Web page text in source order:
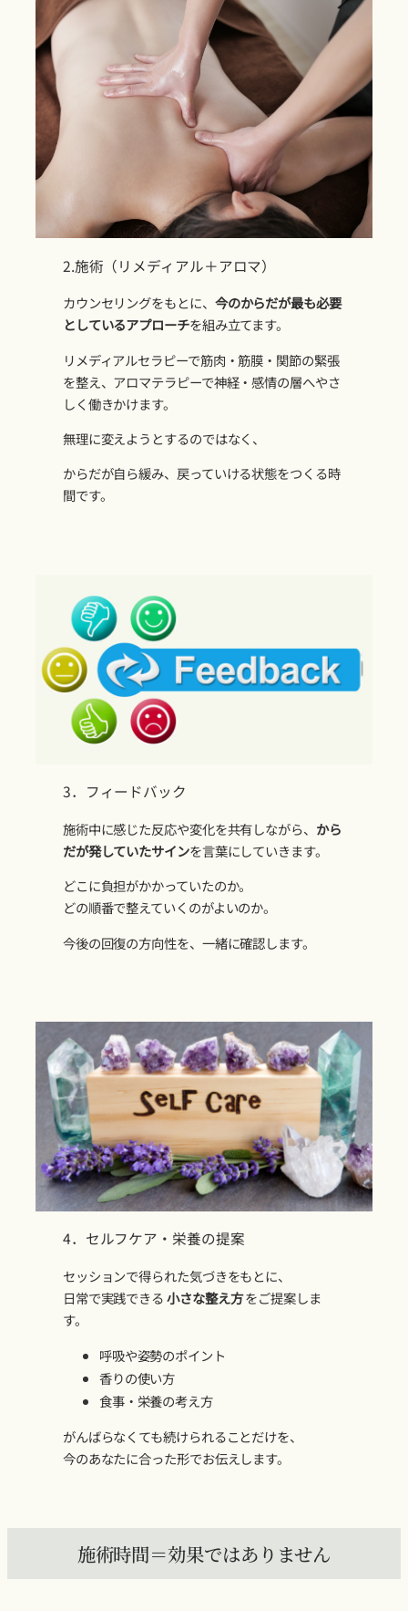
2.施術（リメディアル＋アロマ）
カウンセリングをもとに、 今のからだが最も必要
としているアプローチを組み立てます。
リメディアルセラピーで筋肉・筋膜・関節の緊張
を整え、アロマテラピーで神経・感情の層へやさ
しく働きかけます。
無理に変えようとするのではなく、
からだが自ら緩み、戻っていける状態をつくる時
間です。
3．フィードバック
施術中に感じた反応や変化を共有しながら、 から
だが発していたサインを言葉にしていきます。
どこに負担がかかっていたのか。
どの順番で整えていくのがよいのか。
今後の回復の方向性を、一緒に確認します。
4．セルフケア・栄養の提案
セッションで得られた気づきをもとに、
日常で実践できる小さな整え方をご提案しま
す。
呼吸や姿勢のポイント
香りの使い方
食事・栄養の考え方
がんばらなくても続けられることだけを、
今のあなたに合った形でお伝えします。
施術時間＝効果ではありません